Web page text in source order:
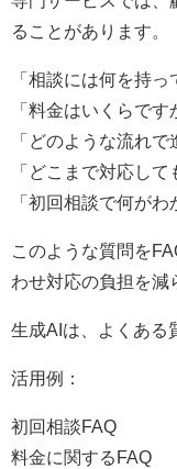
ることがあります。
「相談には何を持っ
「料金はいくらです
「どのような流れで
「どこまで対応して
「初回相談で何がわ
このような質問を
わせ対応の負担を減
生成AIは、よくある
活用例：
初回相談FAQ
料金に関するFAQ